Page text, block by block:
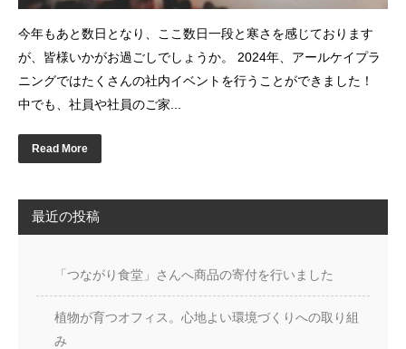
今年もあと数日となり、ここ数日一段と寒さを感じております
が、皆様いかがお過ごしでしょうか。 2024年、アールケイプラ
ニングではたくさんの社内イベントを行うことができました！
中でも、社員や社員のご家...
Read More
最近の投稿
「つながり食堂」さんへ商品の寄付を行いました
植物が育つオフィス。心地よい環境づくりへの取り組
み